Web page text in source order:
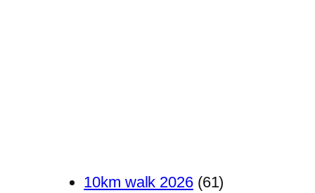
10km walk 2026(61)